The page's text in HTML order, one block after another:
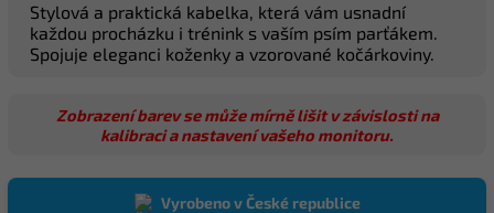
Stylová a praktická kabelka, která vám usnadní
každou procházku i trénink s vaším psím parťákem.
Spojuje eleganci koženky a vzorované kočárkoviny.
Zobrazení barev se může mírně lišit v závislosti na
kalibraci a nastavení vašeho monitoru.
Vyrobeno v České republice